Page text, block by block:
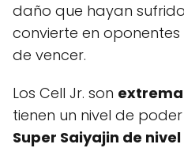
daño que hayan
convierte en
de vencer.
Los Cell Jr. son
tienen un nivel de
Super Saiyajin de nivel